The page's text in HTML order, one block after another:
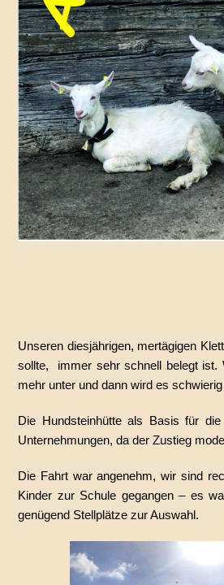
Unseren diesjährigen, mertägigen
sollte, immer sehr schnell belegt ist.
mehr unter und dann wird es
Die Hundsteinhütte als Basis für
Unternehmungen, da der Zustieg
Die Fahrt war angenehm, wir sind
Kinder zur Schule gegangen – es
genügend Stellplätze zur Auswahl.